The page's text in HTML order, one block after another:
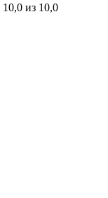
10,0 из 10,0